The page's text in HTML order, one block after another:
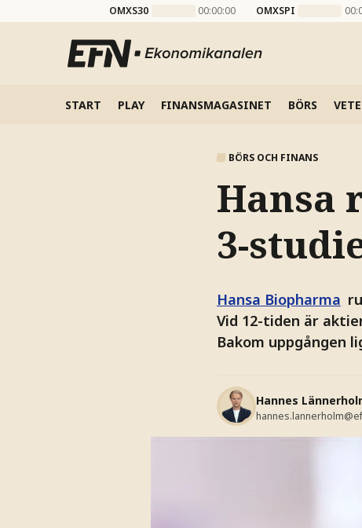
OMXS30 00:00:00 OMXSPI
START PLAY FINANSMAGASINET BÖRS
BÖRS OCH FINANS
Hansa
3-
Hansa Biopharma
Vid 12-tiden är
Bakom uppgången
Hannes